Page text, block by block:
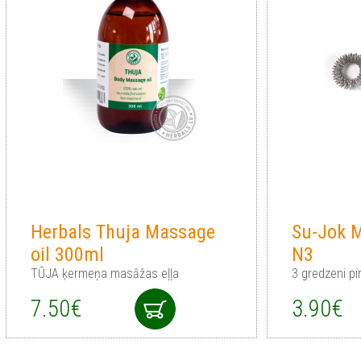
Herbals Thuja Massage
oil 300ml
TŪJA ķermeņa masāžas eļļa
7.50€
Su-Jok
N3
3 gredzeni
3.90€